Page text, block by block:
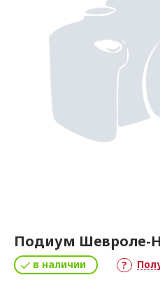
Подиум Шевроле-
в наличии